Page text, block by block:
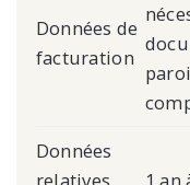
Données de
facturation
Données